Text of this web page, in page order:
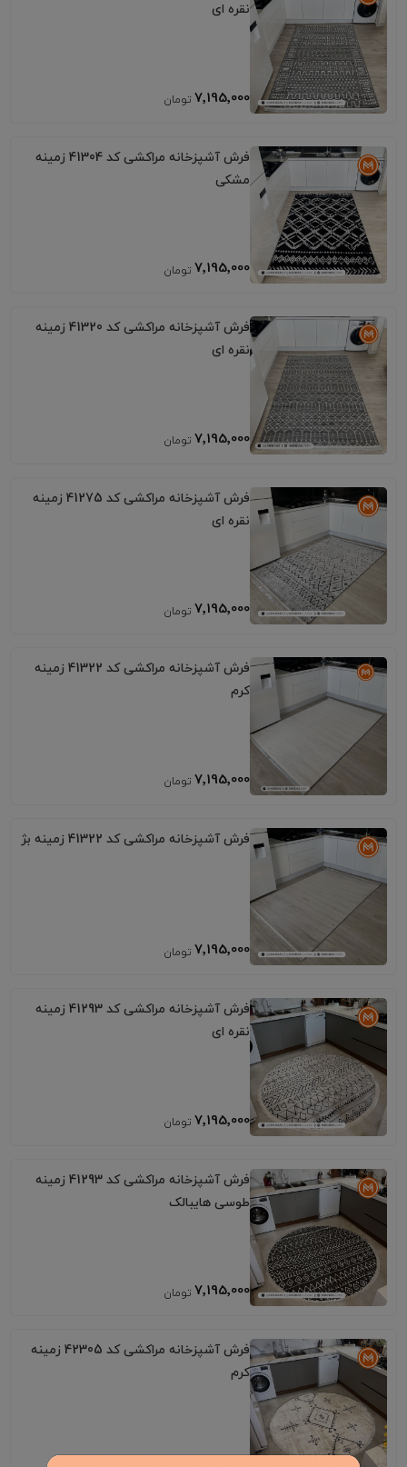
نقره ای
7٬195٬000
فرش آشپزخانه مراکشی کد 41304 زمینه
مشکی
7٬195٬000
فرش آشپزخانه مراکشی کد 41320 زمینه
نقره ای
7٬195٬000
فرش آشپزخانه مراکشی کد 41275 زمینه
نقره ای
7٬195٬000
فرش آشپزخانه مراکشی کد 41322 زمینه
کرم
7٬195٬000
فرش آشپزخانه مراکشی کد 41322 زمینه بژ
7٬195٬000
فرش آشپزخانه مراکشی کد 41293 زمینه
نقره ای
7٬195٬000
فرش آشپزخانه مراکشی کد 41293 زمینه
طوسی هایبالک
7٬195٬000
فرش آشپزخانه مراکشی کد 42305 زمینه
کرم
7٬195٬000